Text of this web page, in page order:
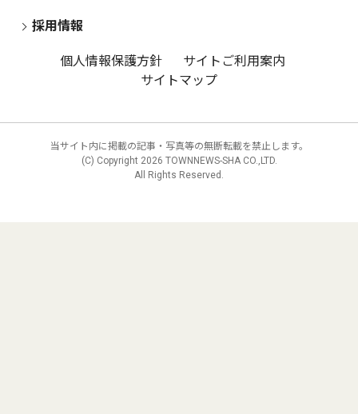
採用情報
個人情報保護方針
サイトご利用案内
サイトマップ
当サイト内に掲載の記事・写真等の無断転載を禁止します。
(C) Copyright 2026 TOWNNEWS-SHA CO.,LTD.
All Rights Reserved.